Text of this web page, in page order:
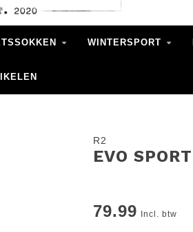
WINTERSPORT
R2
EVO
79.99 Incl. btw